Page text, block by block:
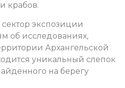
крабов.
экспозиции
об исследованиях,
Архангельской
уникальный слепок
на берегу